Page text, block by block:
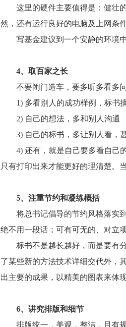
这里的硬件主要值得是：健壮
然，还有运行良好的电脑及上网条
写基金建议到一个安静的环境
4、取百家之长
不要闭门造车，要多听多看多
1) 多看别人的成功样例，标书
2) 自己的想法，多和别人沟通
3) 自己的标书，多让别人看，
4) 还有，就是自己要多看自己
只有打印出来才能更好的理清楚。
5、注重节约和凝练概括
将总书记倡导的节约风格落实
绝不用一段话；可有可无的、对立
标书不是越长越好，而是要有
了某些新的方法技术详细交代外，
出主要的成果，以精美的图表来体
6、讲究排版和细节
排版统一，美观，整洁，且有